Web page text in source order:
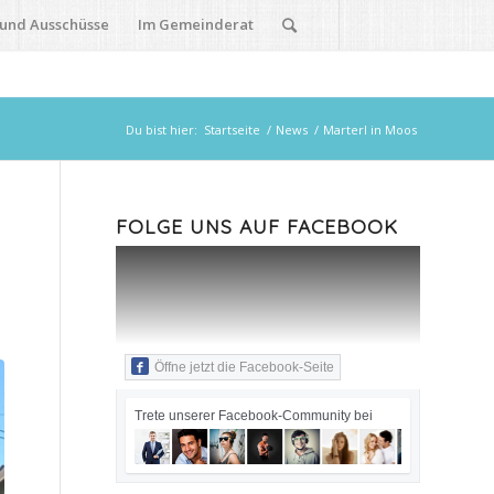
Ausschüsse Im Gemeinderat
Du bist hier: Startseite / News / Marterl in Moos
FOLGE UNS AUF FACEBOOK
Öffne jetzt die Facebook-Seite
Trete unserer Facebook-Community bei